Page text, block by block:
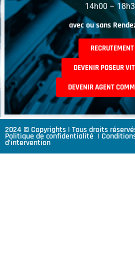
14h00 –
avec ou sans
RECRUTEMENT
DEVENIR POSEUR
DEVENIR AGENT
2024 © Copyrights | Tous droits
Politique de confidentialité |
d’intervention